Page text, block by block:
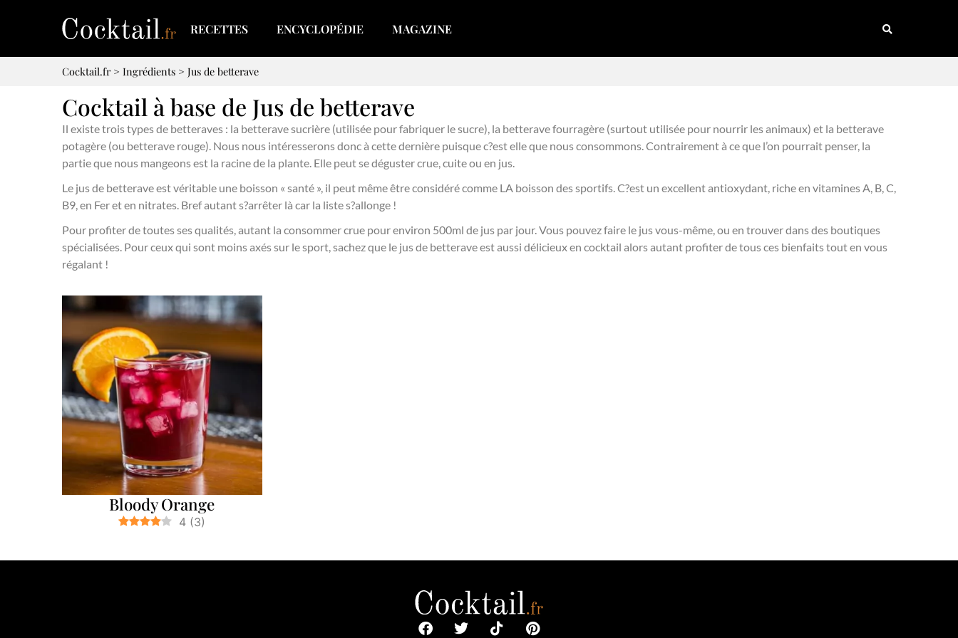
RECETTES ENCYCLOPÉDIE MAGAZINE
Cocktail.fr> Ingrédients > Jus de betterave
Cocktail à base de Jus de betterave
Il existe trois types de betteraves : la betterave sucrière (utilisée pour fabriquer le sucre), la betterave fourragère (surtout utilisée pour nourrir les animaux) et la betterave
potagère (ou betterave rouge). Nous nous intéresserons donc à cette dernière puisque c?est elle que nous consommons. Contrairement à ce que l’on pourrait penser, la
partie que nous mangeons est la racine de la plante. Elle peut se déguster crue, cuite ou en jus.
Le jus de betterave est véritable une boisson « santé », il peut même être considéré comme LA boisson des sportifs. C?est un excellent antioxydant, riche en vitamines A, B, C,
B9, en Fer et en nitrates. Bref autant s?arrêter là car la liste s?allonge !
Pour profiter de toutes ses qualités, autant la consommer crue pour environ 500ml de jus par jour. Vous pouvez faire le jus vous-même, ou en trouver dans des boutiques
spécialisées. Pour ceux qui sont moins axés sur le sport, sachez que le jus de betterave est aussi délicieux en cocktail alors autant profiter de tous ces bienfaits tout en vous
régalant !
Bloody Orange
4 (3)